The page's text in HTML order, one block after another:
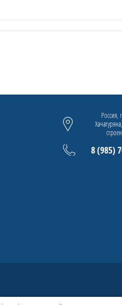
Россия,
8 (985)